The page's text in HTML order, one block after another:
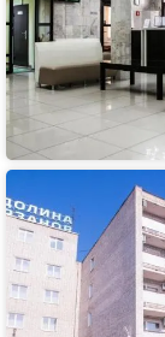
Санаторий
Долина
Нарзанов
Железноводск